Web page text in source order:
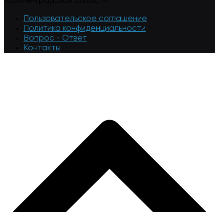
Пользовательское соглашение
Политика конфиденциальности
Вопрос - Ответ
Контакты